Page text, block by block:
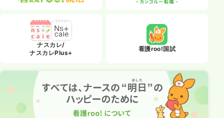
ナスカレ/
ナスカレPlus+
看護roo!国試